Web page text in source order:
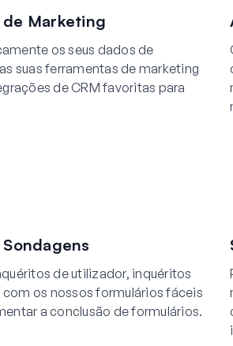
Marketing
os seus dados de
suas ferramentas de marketing
de CRM favoritas para
de utilizador, inquéritos
com os nossos formulários fáceis
a conclusão de formulários.